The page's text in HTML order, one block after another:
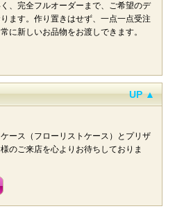
、完全フルオーダーまで、ご希望のデ
ます。作り置きはせず、一点一点受注
に新しいお品物をお渡しできます。
UP ▲
ース（フローリストケース）とプリザ
のご来店を心よりお待ちしておりま